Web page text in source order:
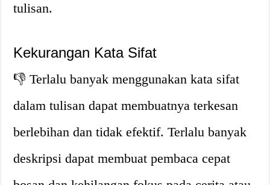
tulisan.
Kekurangan Kata Sifat
👎 Terlalu banyak menggunakan kata sifat
dalam tulisan dapat membuatnya terkesan
berlebihan dan tidak efektif. Terlalu banyak
deskripsi dapat membuat pembaca cepat